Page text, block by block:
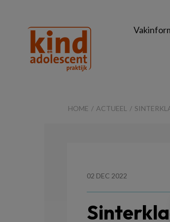
&
HOME ACTUEEL
02 DEC 2022